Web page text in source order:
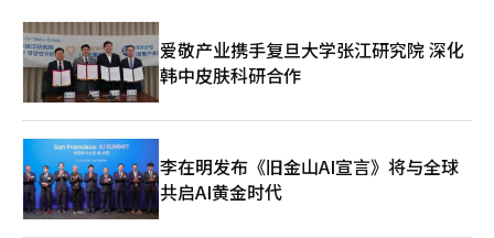
了整体空间感。Netmarble表示，更新不仅仅是简单的图形改
善，更是将原作的情感在现代移动环境中重新实现的重点。 柳在
成Netmarble FNC导演表示：“在准备NEXT更新时，我们专注于
两个目标：第一是通过引擎升级实现视觉创新，第二是将原作的乐
趣更好地融入到移动游戏中，进一步进化。” 根据用户意见，新
增了新的体型。新体型‘长身林族’在保留原有林族可爱娇小魅力
的同时，满足了用户对更成熟和修长比例的需求。耳朵和尾巴的自
定义选项也得到了扩展。 新职业‘幻术师’也已公开。幻术师与
以强大武功为中心的现有职业不同，利用幻觉和干扰进行战斗。通
过在周围洒下星星，并使用幻术使自己看起来像星星，来躲避敌人
的攻击，然后在意想不到的位置瞬间发起攻击。 幻术师利用延迟
爱敬产业携手复旦大学张江研究院 深化
韩中皮肤科研合作
李在明发布《旧金山AI宣言》将与全球
共启AI黄金时代